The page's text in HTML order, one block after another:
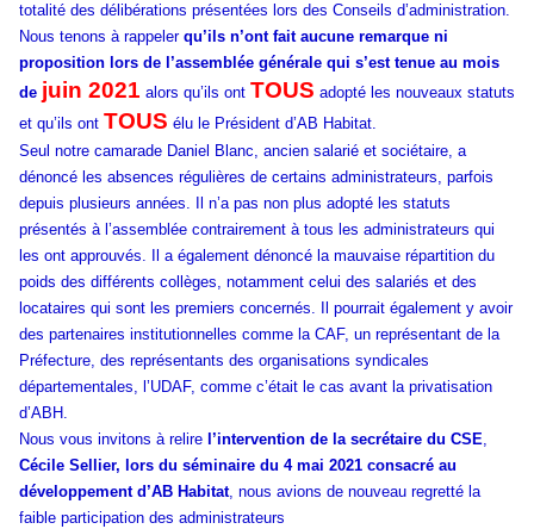
totalité des délibérations présentées lors des Conseils d’administration.
Nous tenons à rappeler qu’ils n’ont fait aucune remarque ni
proposition lors de l’assemblée générale qui s’est tenue au mois
de juin 2021 alors qu’ils ont TOUS adopté les nouveaux statuts
et qu’ils ont TOUS élu le Président d’AB Habitat.
Seul notre camarade Daniel Blanc, ancien salarié et sociétaire, a
dénoncé les absences régulières de certains administrateurs, parfois
depuis plusieurs années. Il n’a pas non plus adopté les statuts
présentés à l’assemblée contrairement à tous les administrateurs qui
les ont approuvés. Il a également dénoncé la mauvaise répartition du
poids des différents collèges, notamment celui des salariés et des
locataires qui sont les premiers concernés. Il pourrait également y avoir
des partenaires institutionnelles comme la CAF, un représentant de la
Préfecture, des représentants des organisations syndicales
départementales, l’UDAF, comme c’était le cas avant la privatisation
d’ABH.
Nous vous invitons à relire l’intervention de la secrétaire du CSE,
Cécile Sellier, lors du séminaire du 4 mai 2021 consacré au
développement d’AB Habitat, nous avions de nouveau regretté la
faible participation des administrateurs